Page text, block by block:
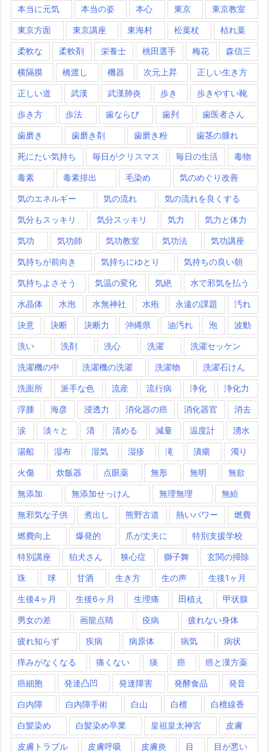
本当に元気 本当の姿 本心 東京 東京教室
東京方面 東京講座 東海村 松葉杖 枯れ葉
柔軟な 柔軟剤 栄養士 桃田選手 梅花 森信三
横隔膜 橋渡し 機器 次元上昇 正しい生き方
正しい道 武漢 武漢肺炎 歩き 歩きやすい靴
歩き方 歩法 歯ならび 歯列 歯医者さん
歯磨き 歯磨き剤 歯磨き粉 歯茎の腫れ
死にたい気持ち 毎日がクリスマス 毎日の生活 毒物
毒素 毒素排出 毛染め 気のめぐり改善
気のエネルギー 気の流れ 気の流れを良くする
気分もスッキリ 気分スッキリ 気力 気力と体力
気功 気功師 気功教室 気功法 気功講座
気持ちが前向き 気持ちにゆとり 気持ちの良い朝
気持ちよさそう 気温の変化 気絶 水で邪気を払う
水晶体 水泡 水無神社 水疱 永遠の課題 汚れ
決意 決断 決断力 沖縄県 油汚れ 泡 波動
洗い 洗剤 洗心 洗濯 洗濯セッケン
洗濯機の中 洗濯機の洗濯 洗濯物 洗濯石けん
洗面所 派手な色 流産 流行病 浄化 浄化力
浮腫 海彦 浸透力 消化器の癌 消化器官 消去
涙 淡々と 清 清める 減量 温度計 湧水
湯船 湿布 湿気 湿疹 滝 潰瘍 濁り
火傷 炊飯器 点眼薬 無形 無明 無欲
無添加 無添加せっけん 無理無理 無給
無邪気な子供 煮出し 熊野古道 熱いパワー 燃費
燃費向上 爆発的 爪が丈夫に 特別支援学校
特別講座 狛犬さん 狭心症 獅子舞 玄関の掃除
珠 球 甘酒 生き方 生の声 生後1ヶ月
生後4ヶ月 生後6ヶ月 生理痛 田植え 甲状腺
男女の差 画龍点睛 疫病 疲れない身体
疲れ知らず 疾病 病原体 病気 病状
痒みがなくなる 痛くない 痰 癌 癌と漢方薬
癌細胞 発達凸凹 発達障害 発酵食品 発音
白内障 白内障手術 白山 白檀 白檀線香
白髪染め 白髪染め卒業 皇祖皇太神宮 皮膚
皮膚トラブル 皮膚呼吸 皮膚炎 目 目が悪い